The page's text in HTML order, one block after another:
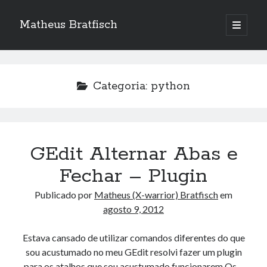
Matheus Bratfisch
abrir
o
Barra
1 2
5 6 7 8 9
11 12 13 14 15 16
21 22 23
24 25 26 27 28 29 30
31
Categoria: python
GEdit Alternar Abas e
Fechar – Plugin
Publicado por Matheus (X-warrior) Bratfischem
agosto 9, 2012
Estava cansado de utilizar comandos diferentes do que
sou acustumado no meu GEdit resolvi fazer um plugin